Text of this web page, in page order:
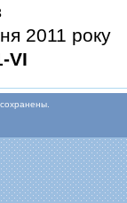
2011 року
VI